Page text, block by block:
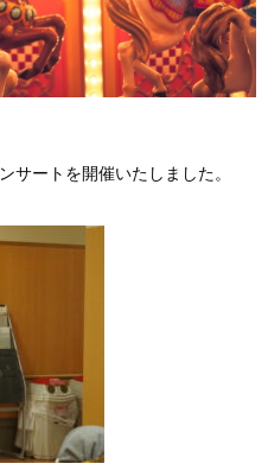
ートを開催いたしました。